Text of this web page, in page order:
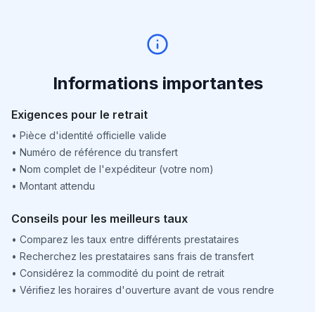
Informations importantes
Exigences pour le retrait
• Pièce d'identité officielle valide
• Numéro de référence du transfert
• Nom complet de l'expéditeur (votre nom)
• Montant attendu
Conseils pour les meilleurs taux
• Comparez les taux entre différents prestataires
• Recherchez les prestataires sans frais de transfert
• Considérez la commodité du point de retrait
• Vérifiez les horaires d'ouverture avant de vous rendre